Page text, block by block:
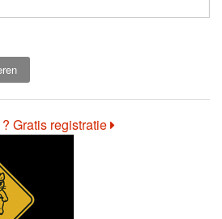
Gratis registratie